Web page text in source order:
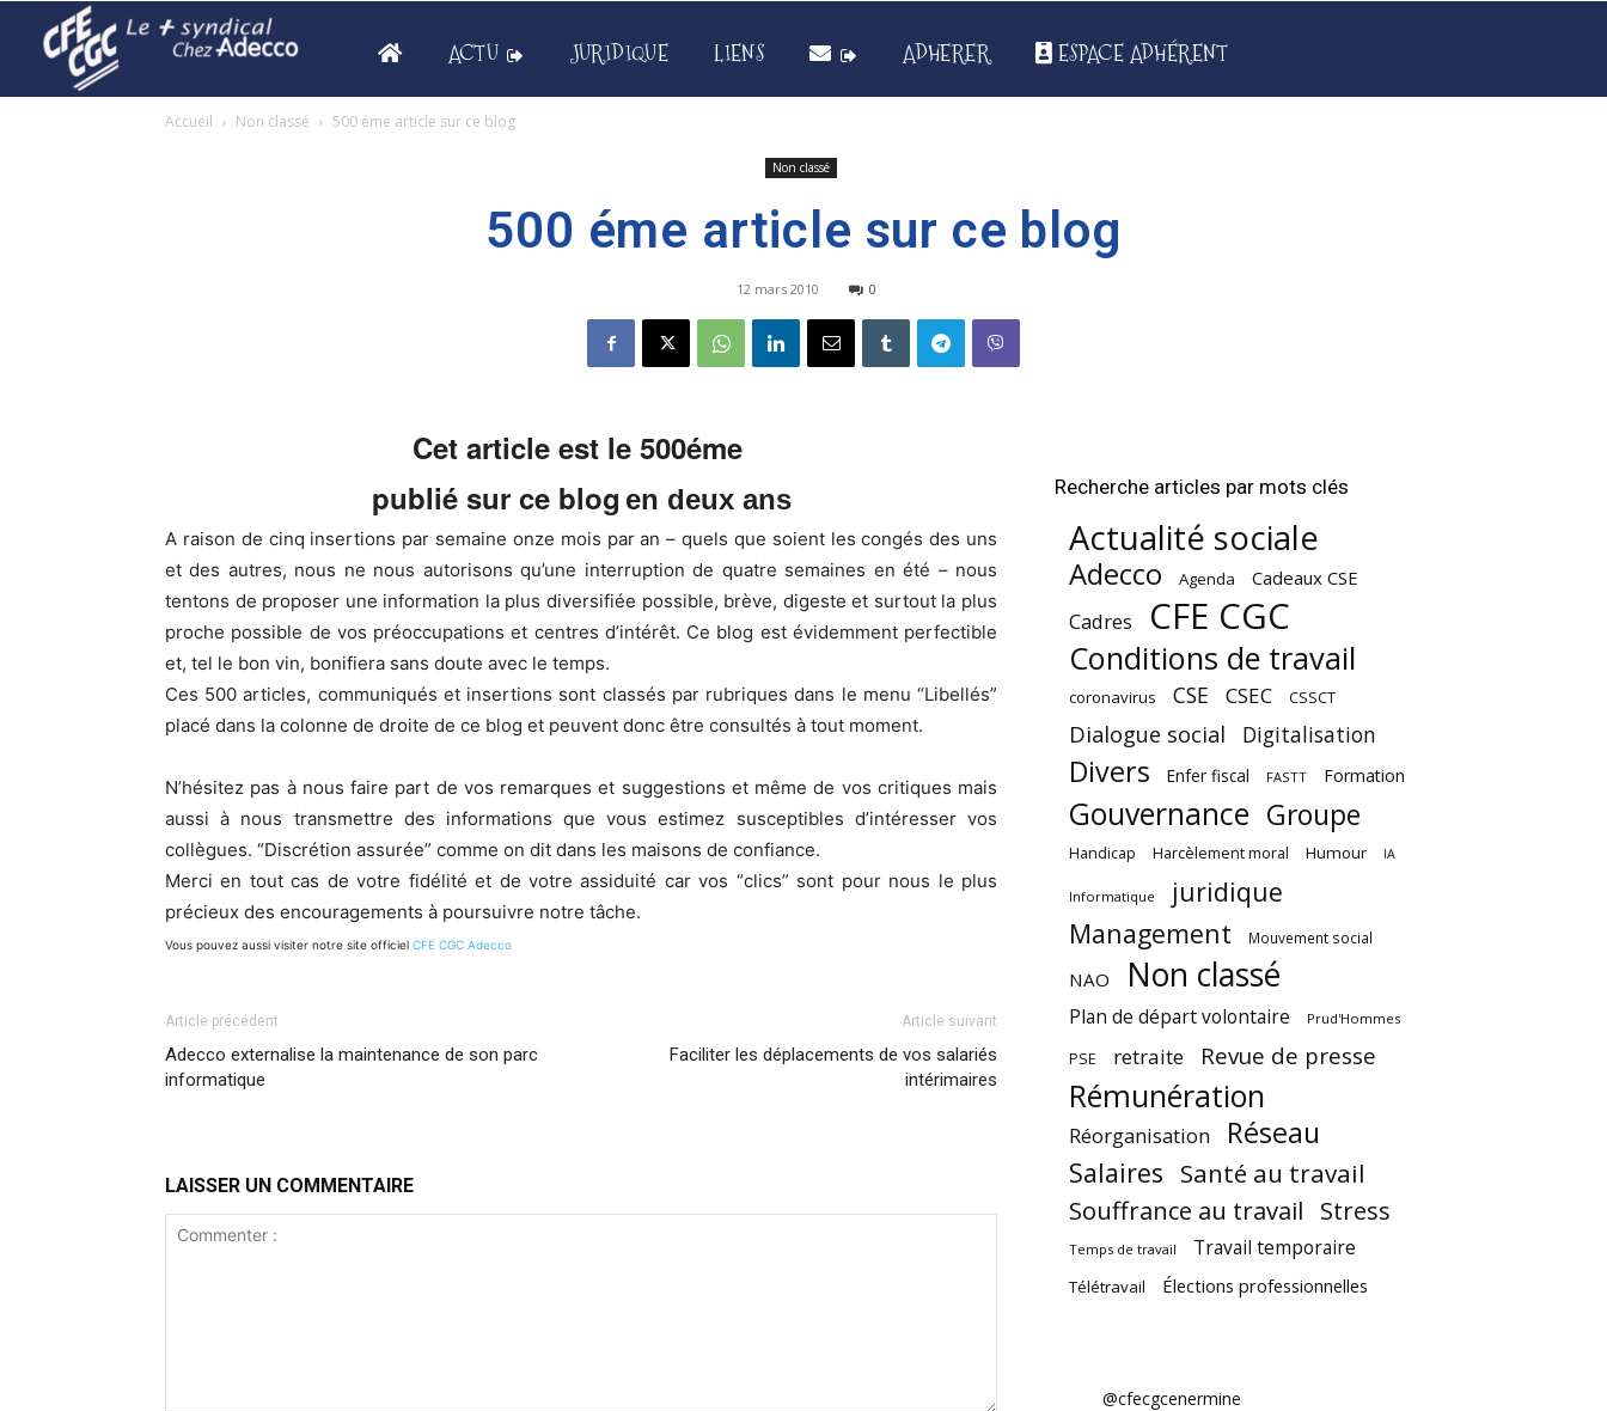
ACTU JURIDIQUE LIENS ADHERER ESPACE ADHÉRENT
Accueil Non classé 500 éme article sur ce blog
Non classé
500 éme article sur ce blog
12 mars 2010 0
Cet article est le 500éme
publié sur ce blog en deux ans
A raison de cinq insertions par semaine onze mois par an – quels que soient les congés des uns
et des autres, nous ne nous autorisons qu’une interruption de quatre semaines en été – nous
tentons de proposer une information la plus diversifiée possible, brève, digeste et surtout la plus
proche possible de vos préoccupations et centres d’intérêt. Ce blog est évidemment perfectible
et, tel le bon vin, bonifiera sans doute avec le temps.
Ces 500 articles, communiqués et insertions sont classés par rubriques dans le menu “Libellés”
placé dans la colonne de droite de ce blog et peuvent donc être consultés à tout moment.
N’hésitez pas à nous faire part de vos remarques et suggestions et même de vos critiques mais
aussi à nous transmettre des informations que vous estimez susceptibles d’intéresser vos
collègues. “Discrétion assurée” comme on dit dans les maisons de confiance.
Merci en tout cas de votre fidélité et de votre assiduité car vos “clics” sont pour nous le plus
précieux des encouragements à poursuivre notre tâche.
Vous pouvez aussi visiter notre site officiel CFE CGC Adecco
Article précédent
Adecco externalise la maintenance de son parc
informatique
Article suivant
Faciliter les déplacements de vos salariés
intérimaires
LAISSER UN COMMENTAIRE
Recherche articles par mots clés
Actualité sociale
Adecco Agenda Cadeaux CSE
Cadres CFE CGC
Conditions de travail
coronavirus CSE CSEC CSSCT
Dialogue social Digitalisation
Divers Enfer fiscal FASTT Formation
Gouvernance Groupe
Handicap Harcèlement moral Humour IA
Informatique
juridique
Management
Mouvement social
NAO Non classé
Plan de départ volontaire Prud'Hommes
PSE retraite Revue de presse
Rémunération
Réorganisation Réseau
Salaires Santé au travail
Souffrance au travail Stress
Temps de travail Travail temporaire
Télétravail Élections professionnelles
@cfecgcenermine